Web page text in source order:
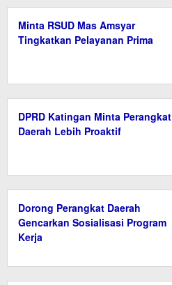
Minta RSUD Mas Amsyar
Tingkatkan Pelayanan Prima
DPRD Katingan Minta Perangkat
Daerah Lebih Proaktif
Dorong Perangkat Daerah
Gencarkan Sosialisasi Program
Kerja